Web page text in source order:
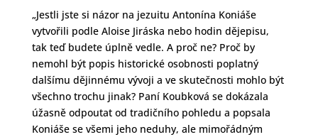
„Jestli jste si názor na jezuitu Antonína Koniáše
vytvořili podle Aloise Jiráska nebo hodin dějepisu,
tak teď budete úplně vedle. A proč ne? Proč by
nemohl být popis historické osobnosti poplatný
dalšímu dějinnému vývoji a ve skutečnosti mohlo být
všechno trochu jinak? Paní Koubková se dokázala
úžasně odpoutat od tradičního pohledu a popsala
Koniáše se všemi jeho neduhy, ale mimořádným